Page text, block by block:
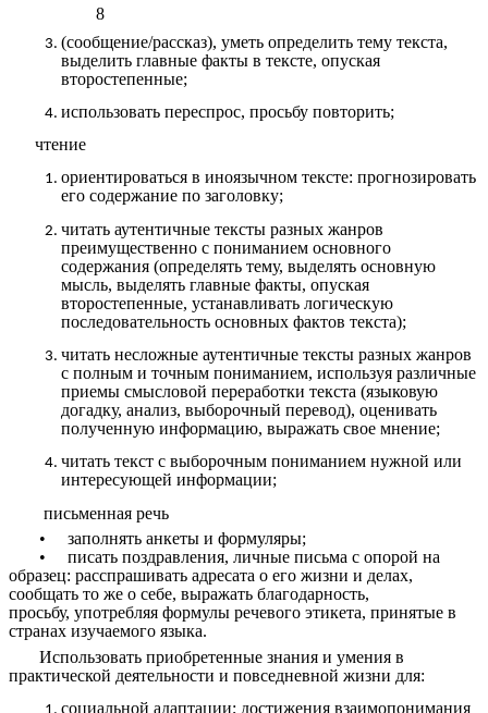
8
(сообщение/рассказ), уметь определить тему текста,
выделить главные факты в тексте, опуская
второстепенные;
использовать переспрос, просьбу повторить;
чтение
ориентироваться в иноязычном тексте: прогнозировать
его содержание по заголовку;
читать аутентичные тексты разных жанров
преимущественно с пониманием основного
содержания (определять тему, выделять основную
мысль, выделять главные факты, опуская
второстепенные, устанавливать логическую
последовательность основных фактов текста);
читать несложные аутентичные тексты разных жанров
с полным и точным пониманием, используя различные
приемы смысловой переработки текста (языковую
догадку, анализ, выборочный перевод), оценивать
полученную информацию, выражать свое мнение;
читать текст с выборочным пониманием нужной или
интересующей информации;
письменная речь
• заполнять анкеты и формуляры;
• писать поздравления, личные письма с опорой на
образец: расспрашивать адресата о его жизни и делах,
сообщать то же о себе, выражать благодарность,
просьбу, употребляя формулы речевого этикета, принятые в
странах изучаемого языка.
Использовать приобретенные знания и умения в
практической деятельности и повседневной жизни для:
социальной адаптации; достижения взаимопонимания